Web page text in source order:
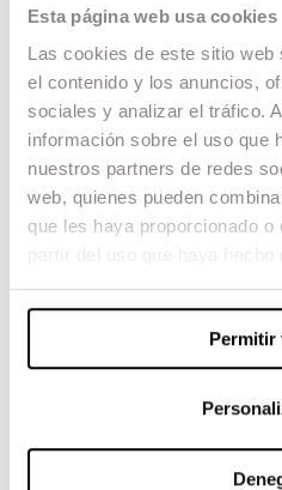
Esta página web usa cookies
Las cookies de este sitio
el contenido y los anuncios,
sociales y analizar el tráfico.
información sobre el uso que
nuestros partners de redes
web, quienes pueden
que les haya proporcionado o
Permitir
La imatge permanent
20.03.24 -
Dirección: Laura Ferrés
Fotografía: Agnes Piqué
Montaje: Aina Calleja Cortés
TAMBIÉN TE PUEDE